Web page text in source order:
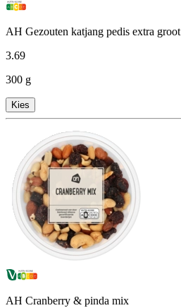
AH Gezouten katjang pedis extra groot
3.69
300 g
Kies
AH Cranberry & pinda mix